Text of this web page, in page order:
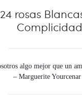
rosas
Complicidad
algo mejor que un
– Marguerite